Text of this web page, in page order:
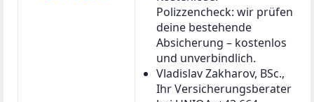
Polizzencheck: wir prüfen
deine bestehende
Absicherung – kostenlos
und unverbindlich.
Vladislav Zakharov, BSc.,
Ihr Versicherungsberater